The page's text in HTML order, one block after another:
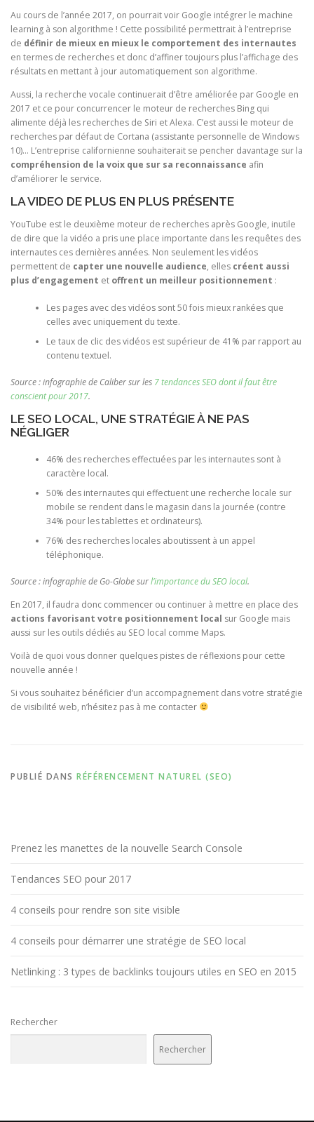
Au cours de l’année 2017, on pourrait voir Google intégrer le machine
learning à son algorithme ! Cette possibilité permettrait à l’entreprise
de définir de mieux en mieux le comportement des internautes
en termes de recherches et donc d’affiner toujours plus l’affichage des
résultats en mettant à jour automatiquement son algorithme.
Aussi, la recherche vocale continuerait d’être améliorée par Google en
2017 et ce pour concurrencer le moteur de recherches Bing qui
alimente déjà les recherches de Siri et Alexa. C’est aussi le moteur de
recherches par défaut de Cortana (assistante personnelle de Windows
10)… L’entreprise californienne souhaiterait se pencher davantage sur la
compréhension de la voix que sur sa reconnaissance afin
d’améliorer le service.
LA VIDEO DE PLUS EN PLUS PRÉSENTE
YouTube est le deuxième moteur de recherches après Google, inutile
de dire que la vidéo a pris une place importante dans les requêtes des
internautes ces dernières années. Non seulement les vidéos
permettent de capter une nouvelle audience, elles créent aussi
plus d’engagement et offrent un meilleur positionnement :
Les pages avec des vidéos sont 50 fois mieux rankées que
celles avec uniquement du texte.
Le taux de clic des vidéos est supérieur de 41% par rapport au
contenu textuel.
Source : infographie de Caliber sur les 7 tendances SEO dont il faut être
conscient pour 2017.
LE SEO LOCAL, UNE STRATÉGIE À NE PAS
NÉGLIGER
46% des recherches effectuées par les internautes sont à
caractère local.
50% des internautes qui effectuent une recherche locale sur
mobile se rendent dans le magasin dans la journée (contre
34% pour les tablettes et ordinateurs).
76% des recherches locales aboutissent à un appel
téléphonique.
Source : infographie de Go-Globe surl’importance du SEO local.
En 2017, il faudra donc commencer ou continuer à mettre en place des
actions favorisant votre positionnement local sur Google mais
aussi sur les outils dédiés au SEO local comme Maps.
Voilà de quoi vous donner quelques pistes de réflexions pour cette
nouvelle année !
Si vous souhaitez bénéficier d’un accompagnement dans votre stratégie
de visibilité web, n’hésitez pas à me contacter
PUBLIÉ DANS RÉFÉRENCEMENT NATUREL (SEO)
Prenez les manettes de la nouvelle Search Console
Tendances SEO pour 2017
4 conseils pour rendre son site visible
4 conseils pour démarrer une stratégie de SEO local
Netlinking : 3 types de backlinks toujours utiles en SEO en 2015
Rechercher
Rechercher